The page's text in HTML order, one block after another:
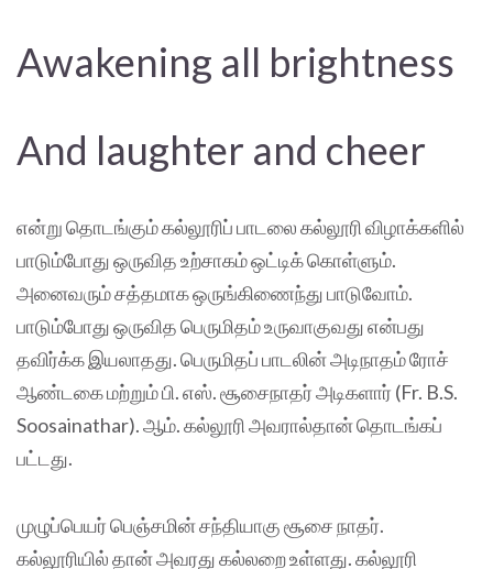
Awakening all brightness
And laughter and cheer
என்று தொடங்கும் கல்லூரிப் பாடலை கல்லூரி விழாக்களில்
பாடும்போது ஒருவித உற்சாகம் ஒட்டிக் கொள்ளும்.
அனைவரும் சத்தமாக ஒருங்கிணைந்து பாடுவோம்.
பாடும்போது ஒருவித பெருமிதம் உருவாகுவது என்பது
தவிர்க்க இயலாதது. பெருமிதப் பாடலின் அடிநாதம் ரோச்
ஆண்டகை மற்றும் பி. எஸ். சூசைநாதர் அடிகளார் (Fr. B.S.
Soosainathar). ஆம். கல்லூரி அவரால்தான் தொடங்கப்
பட்டது.
முழுப்பெயர் பெஞ்சமின் சந்தியாகு சூசை நாதர்.
கல்லூரியில் தான் அவரது கல்லறை உள்ளது. கல்லூரி